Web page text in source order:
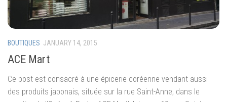
BOUTIQUES JANUARY 14, 2015
ACE Mart
Ce post est consacré à une épicerie coréenne vendant aussi
des produits japonais, située sur la rue Saint-Anne, dans le